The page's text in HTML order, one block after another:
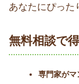
あなたにぴった
無料相談で
専門家がマ